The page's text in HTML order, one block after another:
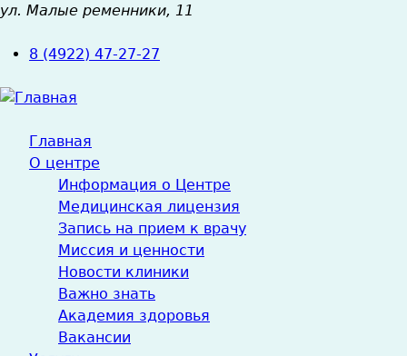
Jump
navigation
ул. Малые ременники, 11
8 (4922) 47-27-27
Главная
О центре
Информация о Центре
Медицинская лицензия
Запись на прием к врачу
Миссия и ценности
Новости клиники
Важно знать
Академия здоровья
Вакансии